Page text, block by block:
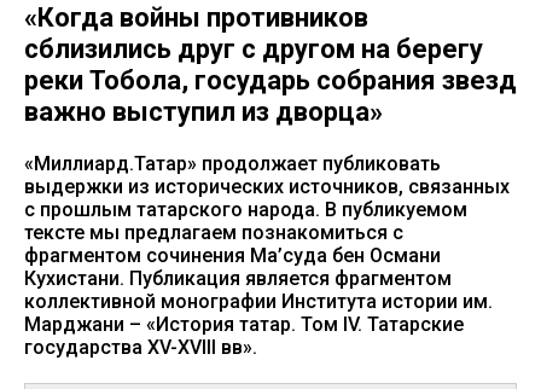
«Когда войны противников
сблизились друг с другом на берегу
реки Тобола, государь собрания звезд
важно выступил из дворца»
«Миллиард.Татар» продолжает публиковать
выдержки из исторических источников, связанных
с прошлым татарского народа. В публикуемом
тексте мы предлагаем познакомиться с
фрагментом сочинения Ма’суда бен Османи
Кухистани. Публикация является фрагментом
коллективной монографии Института истории им.
Марджани – «История татар. Том IV. Татарские
государства XV-XVIII вв».